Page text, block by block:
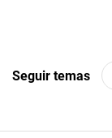
Seguir temas